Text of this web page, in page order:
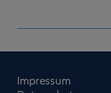
Impressum